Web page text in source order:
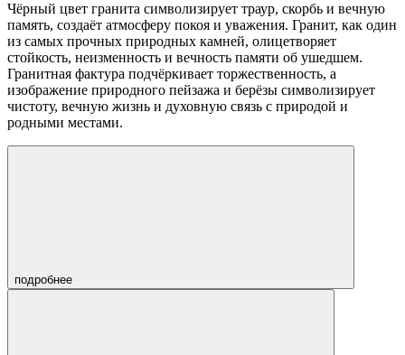
Чёрный цвет гранита символизирует траур, скорбь и вечную
память, создаёт атмосферу покоя и уважения. Гранит, как один
из самых прочных природных камней, олицетворяет
стойкость, неизменность и вечность памяти об ушедшем.
Гранитная фактура подчёркивает торжественность, а
изображение природного пейзажа и берёзы символизирует
чистоту, вечную жизнь и духовную связь с природой и
родными местами.
подробнее